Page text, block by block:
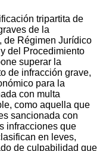
tripartita de
de la
de Régimen Jurídico
del Procedimiento
superar la
de infracción grave,
para la
con multa
como aquella que
sancionada con
infracciones que
en leves,
de culpabilidad que